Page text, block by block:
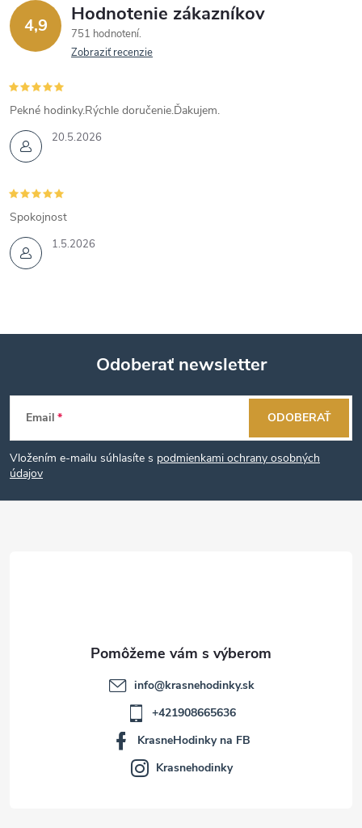
4,9 Hodnotenie zákazníkov
751 hodnotení
Zobraziť recenzie
20.5.2026
Pekné hodinky.Rýchle doručenie.Ďakujem.
1.5.2026
Spokojnost
Z
á
p
Odoberať newsletter
Email
Vložením e-mailu súhlasíte s podmienkami ochrany osobných
údajov
ODOBERAŤ
info@krasnehodinky.sk
+421908665636
KrasneHodinky na FB
Krasnehodinky